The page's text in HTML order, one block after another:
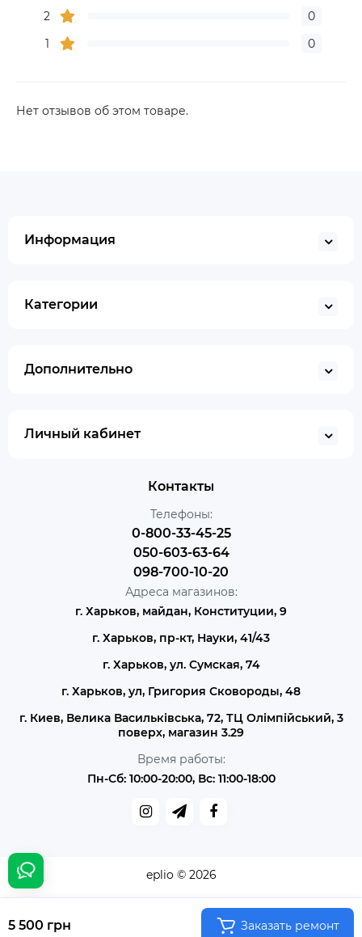
2
0
1
0
Нет отзывов об этом товаре.
5 500 грн Заказать ремонт
Информация
Категории
Дополнительно
Личный кабинет
Контакты
Телефоны:
0-800-33-45-25
050-603-63-64
098-700-10-20
Адреса магазинов:
г. Харьков, майдан, Конституции, 9
г. Харьков, пр-кт, Науки, 41/43
г. Харьков, ул. Сумская, 74
г. Харьков, ул, Григория Сковороды, 48
г. Киев, Велика Васильківська, 72, ТЦ Олімпійський, 3
поверх, магазин 3.29
Время работы:
Пн-Сб: 10:00-20:00, Вс: 11:00-18:00
eplio © 2026